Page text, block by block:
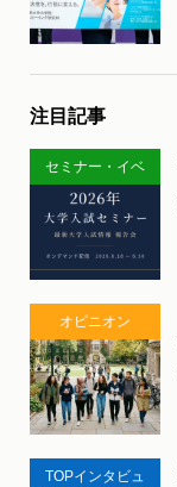
注目記事
セミナー・イベ
ント
オピニオン
TOPインタビュ